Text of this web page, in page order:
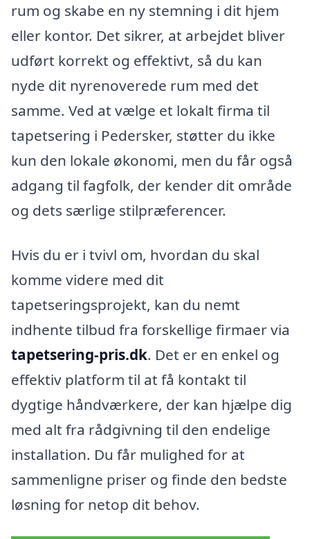
rum og skabe en ny stemning i dit hjem
eller kontor. Det sikrer, at arbejdet bliver
udført korrekt og effektivt, så du kan
nyde dit nyrenoverede rum med det
samme. Ved at vælge et lokalt firma til
tapetsering i Pedersker, støtter du ikke
kun den lokale økonomi, men du får også
adgang til fagfolk, der kender dit område
og dets særlige stilpræferencer.
Hvis du er i tvivl om, hvordan du skal
komme videre med dit
tapetseringsprojekt, kan du nemt
indhente tilbud fra forskellige firmaer via
tapetsering-pris.dk. Det er en enkel og
effektiv platform til at få kontakt til
dygtige håndværkere, der kan hjælpe dig
med alt fra rådgivning til den endelige
installation. Du får mulighed for at
sammenligne priser og finde den bedste
løsning for netop dit behov.